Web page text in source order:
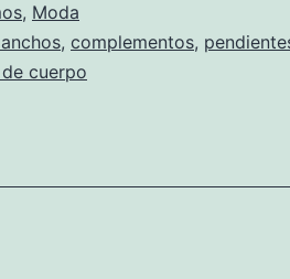
, Moda
, complementos,
cuerpo